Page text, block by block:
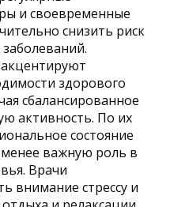
и своевременные
снизить риск
здорового
сбалансированное
активность. По их
состояние
важную роль в
Врачи
внимание стрессу и